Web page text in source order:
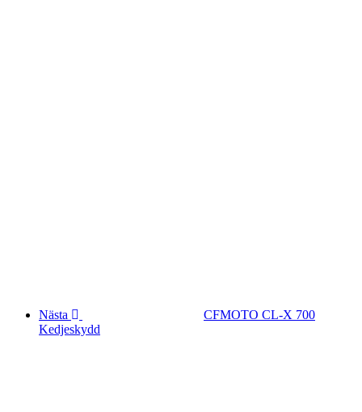
Nästa
CFMOTO CL-X 700
Kedjeskydd